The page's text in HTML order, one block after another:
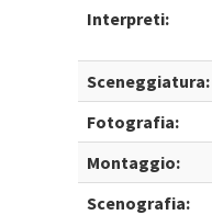
Interpreti:
Sceneggiatura:
Fotografia:
Montaggio:
Scenografia: